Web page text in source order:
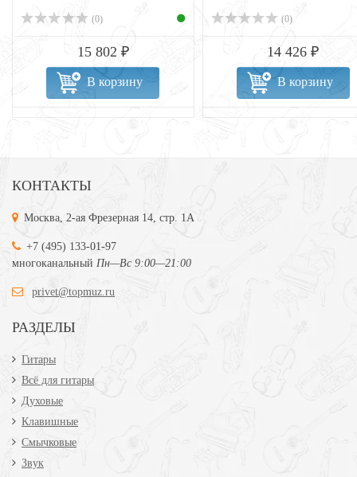
(0)
15 802 ₽
В корзину
(0)
14 426 ₽
В корзину
КОНТАКТЫ
Москва, 2-ая Фрезерная 14, стр. 1А
+7 (495) 133-01-97
многоканальный Пн—Вс 9:00—21:00
privet@topmuz.ru
РАЗДЕЛЫ
Гитары
Всё для гитары
Духовые
Клавишные
Смычковые
Звук